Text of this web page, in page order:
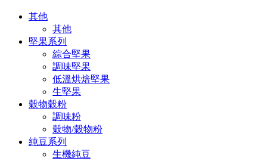
其他
其他
堅果系列
綜合堅果
調味堅果
低溫烘焙堅果
生堅果
穀物穀粉
調味粉
穀物/穀物粉
純豆系列
生機純豆